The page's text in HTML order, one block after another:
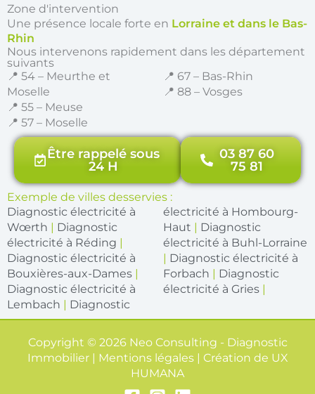
Zone d'intervention
Une présence locale forte en Lorraine et dans le Bas-
Rhin
Nous intervenons rapidement dans les département
suivants
📍 54 – Meurthe et
Moselle
📍 55 – Meuse
📍 57 – Moselle
📍 67 – Bas-Rhin
📍 88 – Vosges
Être rappelé sous
24 H
03 87 60
75 81
Exemple de villes desservies :
Diagnostic électricité à
Wœrth | Diagnostic
électricité à Réding |
Diagnostic électricité à
Bouxières-aux-Dames |
Diagnostic électricité à
Lembach | Diagnostic
électricité à Hombourg-
Haut | Diagnostic
électricité à Buhl-Lorraine
| Diagnostic électricité à
Forbach | Diagnostic
électricité à Gries|
Copyright © 2026 Neo Consulting - Diagnostic
Immobilier | Mentions légales | Création de UX
HUMANA